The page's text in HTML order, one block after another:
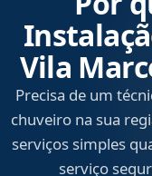
Vila
Precisa de um
chuveiro na sua
serviços simples
serviço